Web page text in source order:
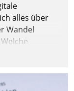
alles über
Wandel